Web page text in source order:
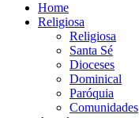
Home
Religiosa
Religiosa
Santa Sé
Dioceses
Dominical
Paróquia
Comunidades